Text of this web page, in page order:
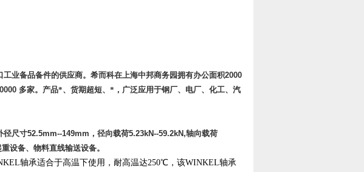
工业备品备件的供应商。希而科在上海中邦商务园拥有办公面积2000
多家。产品*、货期超短、*，广泛应用于钢厂、电厂、化工、汽
径尺寸52.5mm--149mm ，径向载荷5.23kN--59.2kN,轴向载荷
设备、物料直线输送设备。
轴承适合于高温下使用，耐高温达250℃，该WINKEL轴承